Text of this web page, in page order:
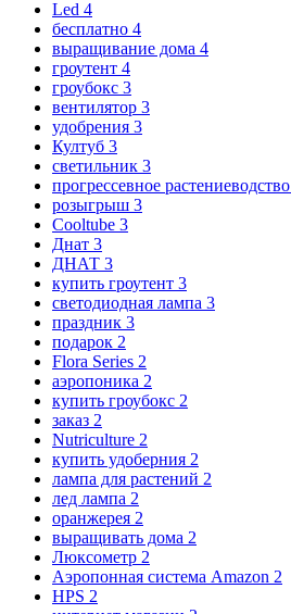
Led 4
бесплатно 4
выращивание дома 4
гроутент 4
гроубокс 3
вентилятор 3
удобрения 3
Култуб 3
светильник 3
прогрессевное растениеводство
розыгрыш 3
Cooltube 3
Днат 3
ДНАТ 3
купить гроутент 3
светодиодная лампа 3
праздник 3
подарок 2
Flora Series 2
аэропоника 2
купить гроубокс 2
заказ 2
Nutriculture 2
купить удоберния 2
лампа для растений 2
лед лампа 2
оранжерея 2
выращивать дома 2
Люксометр 2
Аэропонная система Amazon 2
HPS 2